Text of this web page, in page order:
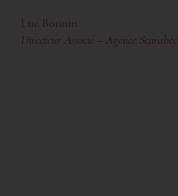
Luc Bonnin
Directeur Associé – Agence Scarabée